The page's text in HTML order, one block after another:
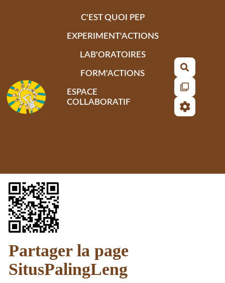
C'EST QUOI PEP
EXPERIMENT'ACTIONS
LAB'ORATOIRES
FORM'ACTIONS
ESPACE
COLLABORATIF
Partager la page
SitusPalingLeng